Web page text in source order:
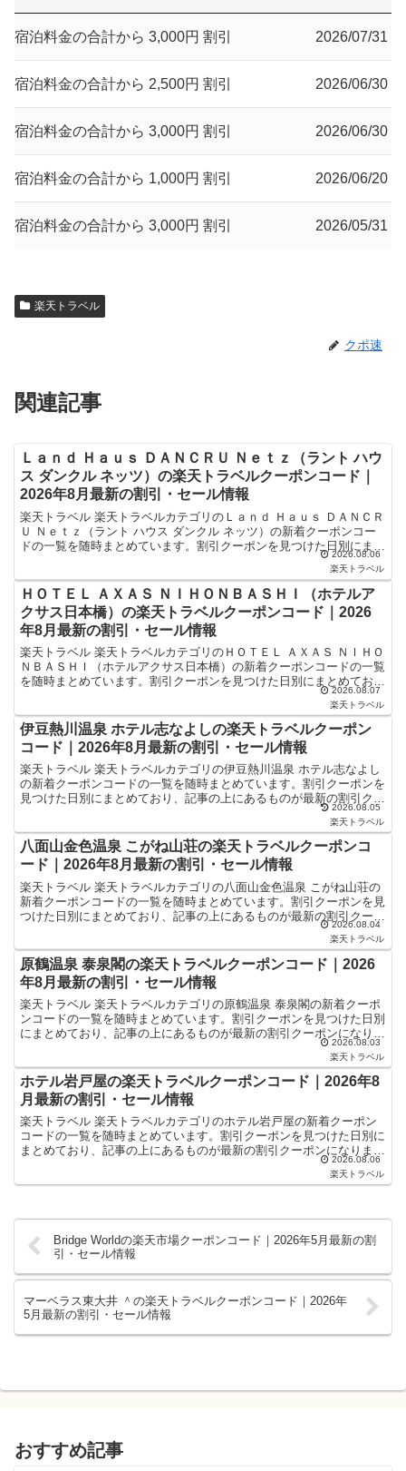
宿泊料金の合計から 3,000円 割引 2026/07/31
宿泊料金の合計から 2,500円 割引 2026/06/30
宿泊料金の合計から 3,000円 割引 2026/06/30
宿泊料金の合計から 1,000円 割引 2026/06/20
宿泊料金の合計から 3,000円 割引 2026/05/31
楽天トラベル
クポ速
関連記事
Ｌａｎｄ Ｈａｕｓ ＤＡＮＣＲＵ Ｎｅｔｚ（ラント ハウ
ス ダンクル ネッツ）の楽天トラベルクーポンコード｜
2026年8月最新の割引・セール情報
楽天トラベル 楽天トラベルカテゴリのＬａｎｄ Ｈａｕｓ ＤＡＮＣＲ
Ｕ Ｎｅｔｚ（ラント ハウス ダンクル ネッツ）の新着クーポンコー
ドの一覧を随時まとめています。割引クーポンを見つけた日別にまと
2026.08.06
楽天トラベル
ＨＯＴＥＬ ＡＸＡＳ ＮＩＨＯＮＢＡＳＨＩ（ホテルア
クサス日本橋）の楽天トラベルクーポンコード｜2026
年8月最新の割引・セール情報
楽天トラベル 楽天トラベルカテゴリのＨＯＴＥＬ ＡＸＡＳ ＮＩＨＯ
ＮＢＡＳＨＩ（ホテルアクサス日本橋）の新着クーポンコードの一覧
を随時まとめています。割引クーポンを見つけた日別にまとめてお
り、記事の上にあるものが最新の割引クーポンになります...2026.08.07
楽天トラベル
伊豆熱川温泉 ホテル志なよしの楽天トラベルクーポン
コード｜2026年8月最新の割引・セール情報
楽天トラベル 楽天トラベルカテゴリの伊豆熱川温泉 ホテル志なよし
の新着クーポンコードの一覧を随時まとめています。割引クーポンを
見つけた日別にまとめており、記事の上にあるものが最新の割引クー
ポンになります。ホテル・旅館宿泊の予約などで使えるク...2026.08.05
楽天トラベル
八面山金色温泉 こがね山荘の楽天トラベルクーポンコ
ード｜2026年8月最新の割引・セール情報
楽天トラベル 楽天トラベルカテゴリの八面山金色温泉 こがね山荘の
新着クーポンコードの一覧を随時まとめています。割引クーポンを見
つけた日別にまとめており、記事の上にあるものが最新の割引クーポ
ンになります。ホテル・旅館宿泊の予約などで使えるクー...2026.08.04
楽天トラベル
原鶴温泉 泰泉閣の楽天トラベルクーポンコード｜2026
年8月最新の割引・セール情報
楽天トラベル 楽天トラベルカテゴリの原鶴温泉 泰泉閣の新着クーポ
ンコードの一覧を随時まとめています。割引クーポンを見つけた日別
にまとめており、記事の上にあるものが最新の割引クーポンになりま
す。ホテル・旅館宿泊の予約などで使えるクーポンやセー...2026.08.03
楽天トラベル
ホテル岩戸屋の楽天トラベルクーポンコード｜2026年8
月最新の割引・セール情報
楽天トラベル 楽天トラベルカテゴリのホテル岩戸屋の新着クーポン
コードの一覧を随時まとめています。割引クーポンを見つけた日別に
まとめており、記事の上にあるものが最新の割引クーポンになりま
す。ホテル・旅館宿泊の予約などで使えるクーポンやセール・...
2026.08.06
楽天トラベル
Bridge Worldの楽天市場クーポンコード｜2026年5月最新の割
引・セール情報
マーベラス東大井 ＾の楽天トラベルクーポンコード｜2026年
5月最新の割引・セール情報
おすすめ記事